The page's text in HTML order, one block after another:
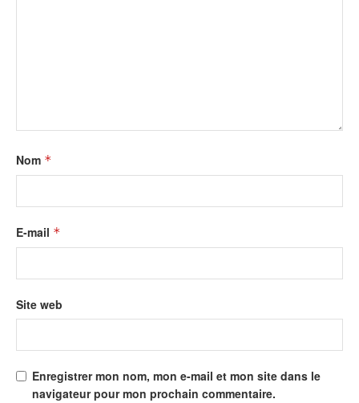
Nom *
E-mail *
Site web
Enregistrer mon nom, mon e-mail et mon site dans le
navigateur pour mon prochain commentaire.